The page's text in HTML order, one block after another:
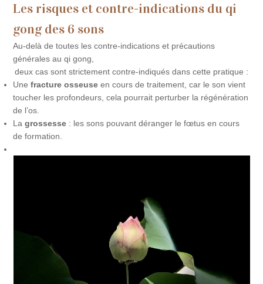
Les risques et contre-indications du qi
gong des 6 sons
Au-delà de toutes les contre-indications et précautions
générales au qi gong,
deux cas sont strictement contre-indiqués dans cette pratique :
Unefracture osseuse en cours de traitement, car le son vient
toucher les profondeurs, cela pourrait perturber la régénération
de l’os.
Lagrossesse : les sons pouvant déranger le fœtus en cours
de formation.